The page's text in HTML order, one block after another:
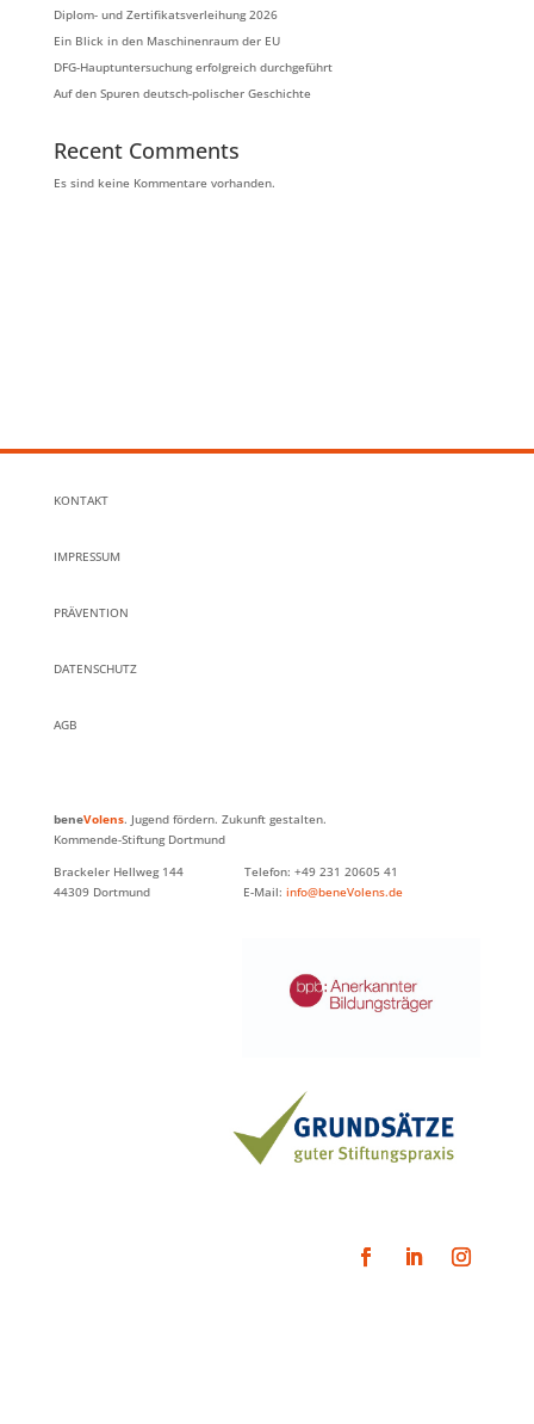
Diplom- und Zertifikatsverleihung 2026
Ein Blick in den Maschinenraum der EU
DFG-Hauptuntersuchung erfolgreich durchgeführt
Auf den Spuren deutsch-polischer Geschichte
Recent Comments
Es sind keine Kommentare vorhanden.
KONTAKT
IMPRESSUM
PRÄVENTION
DATENSCHUTZ
AGB
beneVolens. Jugend fördern. Zukunft gestalten.
Kommende-Stiftung Dortmund
Brackeler Hellweg 144 Telefon: +49 231 20605 41
44309 Dortmund E-Mail: info@beneVolens.de